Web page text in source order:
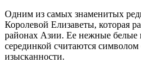
Одним из самых знаменитых
Королевой Елизаветы, которая
районах Азии. Ее нежные белые
серединкой считаются символом
изысканности.